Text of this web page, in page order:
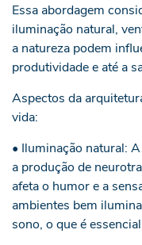
Essa abordagem
iluminação natural,
a natureza podem
produtividade e até a
Aspectos da
vida:
• Iluminação natural:
a produção de
afeta o humor e a
ambientes bem
sono, o que é